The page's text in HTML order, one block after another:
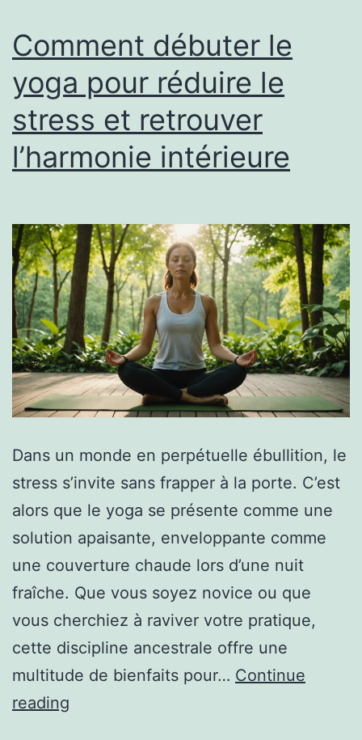
Comment débuter le
yoga pour réduire le
stress et retrouver
l’harmonie intérieure
Dans un monde en perpétuelle ébullition, le
stress s’invite sans frapper à la porte. C’est
alors que le yoga se présente comme une
solution apaisante, enveloppante comme
une couverture chaude lors d’une nuit
fraîche. Que vous soyez novice ou que
vous cherchiez à raviver votre pratique,
cette discipline ancestrale offre une
multitude de bienfaits pour… Continue
reading